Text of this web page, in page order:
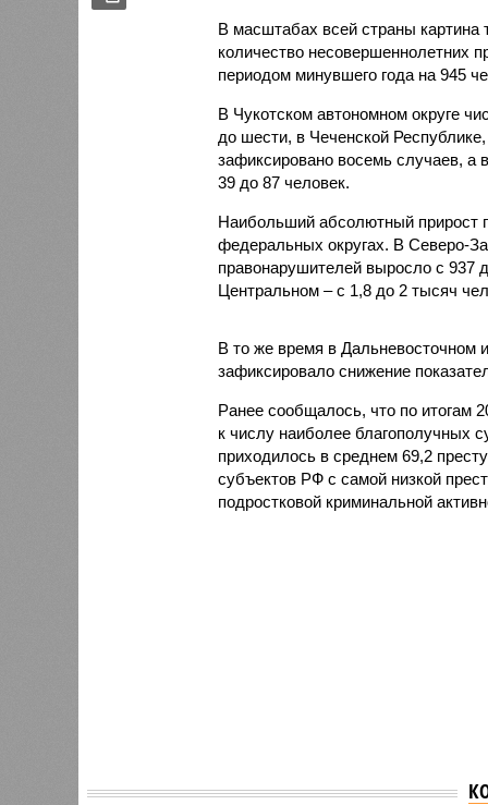
В масштабах всей страны картина
количество несовершеннолетних
периодом минувшего года на 945
В Чукотском автономном округе
до шести, в Чеченской
зафиксировано восемь случаев, а
39 до 87 человек.
Наибольший абсолютный прирост
федеральных округах. В Северо-
правонарушителей выросло с 937
Центральном – с 1,8 до 2 тысяч
В то же время в Дальневосточном
зафиксировало снижение
Ранее сообщалось, что по итогам
к числу наиболее благополучных
приходилось в среднем 69,2
субъектов РФ с самой низкой
подростковой криминальной